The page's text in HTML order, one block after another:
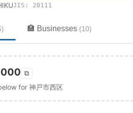
JIS: 28111
) 🏣 Businesses (10)
⧉
for 神戸市西区